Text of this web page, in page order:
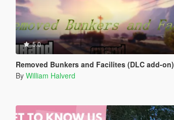
5.0
Removed Bunkers and Facilites (DLC add-on)
By William Halverd